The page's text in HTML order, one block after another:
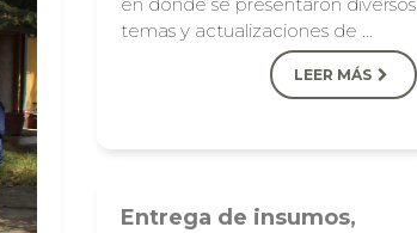
temas y actualizaciones de …
LEER MÁS
Entrega de insumos,